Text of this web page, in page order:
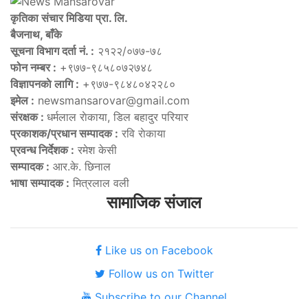
कृतिका संचार मिडिया प्रा. लि.
बैजनाथ, बाँके
सूचना विभाग दर्ता नं. : २१२२/०७७-७८
फोन नम्बर : +९७७-९८५८०७२७४८
विज्ञापनकाे लागि : +९७७-९८४८०४२२८०
इमेल : newsmansarovar@gmail.com
संरक्षक : धर्मलाल राेकाया, डिल बहादुर परियार
प्रकाशक/प्रधान सम्पादक : रवि राेकाया
प्रवन्ध निर्देशक : रमेश केसी
सम्पादक : आर.के. छिनाल
भाषा सम्पादक : मित्रलाल वली
सामाजिक संजाल
Like us on Facebook
Follow us on Twitter